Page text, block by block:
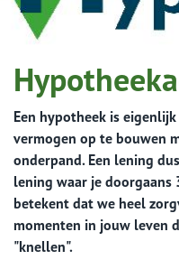
Een hypotheek is
vermogen op te bouwen
onderpand. Een lening
lening waar je doorgaans
betekent dat we heel
momenten in jouw leven
"knellen".